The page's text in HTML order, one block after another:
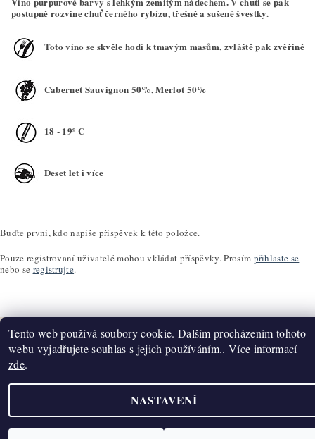
postupně rozvine chuť černého rybízu, třešně a sušené švestky.
Toto víno se skvěle hodí k tmavým masům, zvláště pak zvěřině
Cabernet Sauvignon 50%, Merlot 50%
18 - 19º C
Deset let i více
Buďte první, kdo napíše příspěvek k této položce.
Pouze registrovaní uživatelé mohou vkládat příspěvky. Prosím přihlaste se
nebo se registrujte.
Vytvořil Shoptet
Tento web používá soubory cookie. Dalším procházením tohoto
webu vyjadřujete souhlas s jejich používáním.. Více informací
zde.
NASTAVENÍ